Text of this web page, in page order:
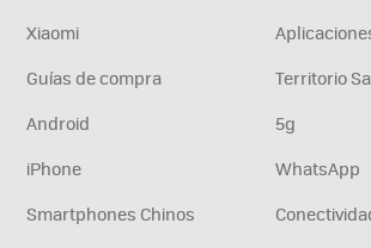
Xiaomi
Guías de compra
Territorio
Android
5g
iPhone
WhatsApp
Smartphones Chinos